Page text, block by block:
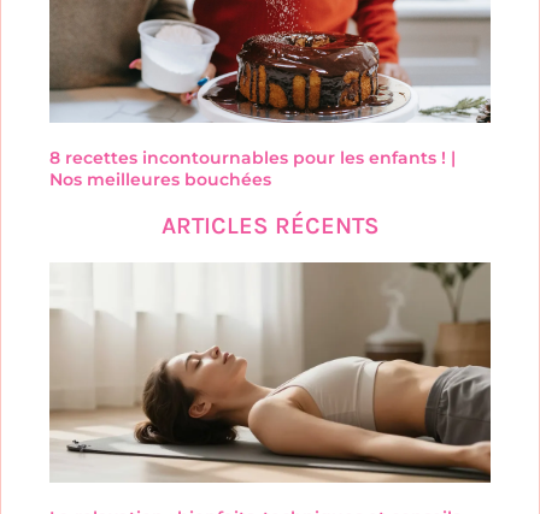
8 recettes incontournables pour les enfants ! |
Nos meilleures bouchées
ARTICLES RÉCENTS